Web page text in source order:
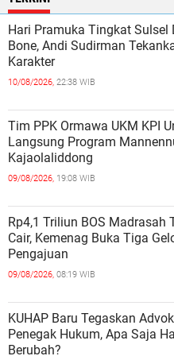
Hari Pramuka Tingkat Sulsel
Bone, Andi Sudirman
Karakter
10/08/2026, 22:38 WIB
Tim PPK Ormawa UKM KPI
Langsung Program
Kajaolaliddong
09/08/2026, 19:08 WIB
Rp4,1 Triliun BOS Madrasah
Cair, Kemenag Buka Tiga
Pengajuan
09/08/2026, 08:19 WIB
KUHAP Baru Tegaskan
Penegak Hukum, Apa Saja
Berubah?